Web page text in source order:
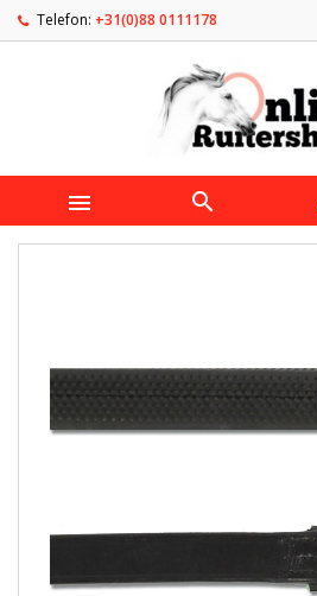
Telefon: +31(0)88 0111178
 